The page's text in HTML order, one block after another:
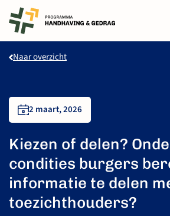
content
Naar overzicht
2 maart, 2026
Kiezen of delen?
condities burgers
informatie te delen
toezichthouders?